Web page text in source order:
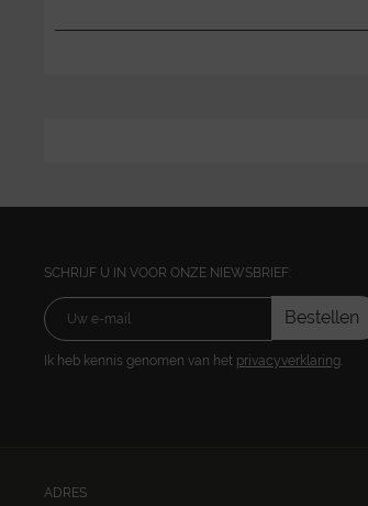
SCHRIJF U IN VOOR ONZE NIEWSBRIEF:
Bestellen
Ik heb kennis genomen van het privacyverklaring
ADRES